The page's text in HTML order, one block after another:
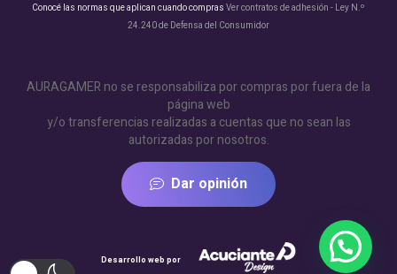
Conocé las normas que aplican cuando compras Ver contratos de adhesión - Ley N.º
24.240 de Defensa del Consumidor
AURAGAMER no se responsabiliza por compras por fuera de la
página web
y/o transferencias realizadas a cuentas que no sean las
autorizadas por nosotros.
Dar opinión
Desarrollo web por